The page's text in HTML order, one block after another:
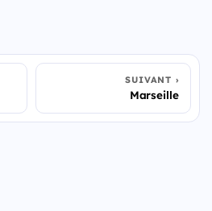
SUIVANT
Marseille